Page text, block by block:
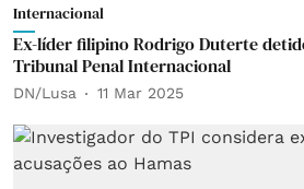
Internacional
Ex-líder filipino Rodrigo Duterte
Tribunal Penal Internacional
DN/Lusa 11 Mar 2025